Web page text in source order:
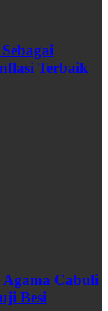
Terbaik
Cabuli
Besi